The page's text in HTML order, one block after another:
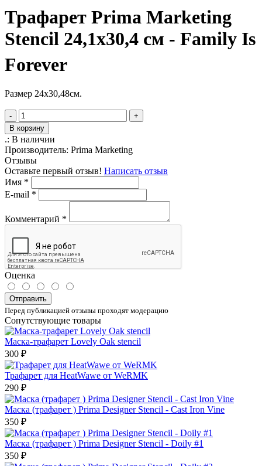
Трафарет Prima Marketing
Stencil 24,1х30,4 см - Family Is
Forever
Размер 24х30,48см.
-
+
В корзину
.: В наличии
Производитель: Prima Marketing
Отзывы
Оставьте первый отзыв! Написать отзыв
Имя *
E-mail *
Комментарий *
Оценка
Отправить
Перед публикацией отзывы проходят модерацию
Сопутствующие товары
Маска-трафарет Lovely Oak stencil
300 ₽
Трафарет для HeatWawe от WeRMK
290 ₽
Маска (трафарет ) Prima Designer Stencil - Cast Iron Vine
350 ₽
Маска (трафарет ) Prima Designer Stencil - Doily #1
350 ₽